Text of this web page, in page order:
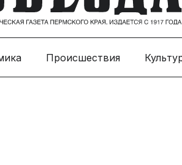
Происшествия